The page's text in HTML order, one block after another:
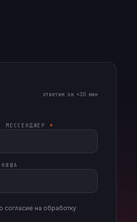
ответим за <30 мин
МЕССЕНДЖЕР *
согласие на обработку